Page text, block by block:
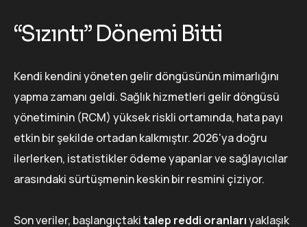
“Sızıntı” Dönemi Bitti
Kendi kendini yöneten gelir döngüsünün mimarlığını
yapma zamanı geldi. Sağlık hizmetleri gelir döngüsü
yönetiminin (RCM) yüksek riskli ortamında, hata payı
etkin bir şekilde ortadan kalkmıştır. 2026'ya doğru
ilerlerken, istatistikler ödeme yapanlar ve sağlayıcılar
arasındaki sürtüşmenin keskin bir resmini çiziyor.
Son veriler, başlangıçtakitalep reddi oranlarıyaklaşık